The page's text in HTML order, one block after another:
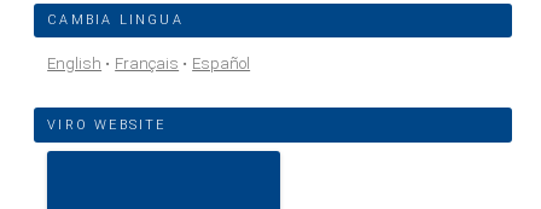
CAMBIA LINGUA
English Français Español
VIRO WEBSITE